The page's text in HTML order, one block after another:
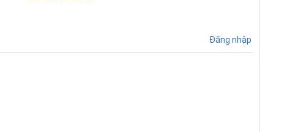
Đăng nhập